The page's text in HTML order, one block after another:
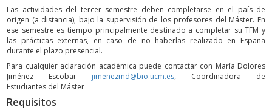
Las actividades del tercer semestre deben completarse en el país de
origen (a distancia), bajo la supervisión de los profesores del Máster. En
ese semestre es tiempo principalmente destinado a completar su TFM y
las prácticas externas, en caso de no haberlas realizado en España
durante el plazo presencial.
Para cualquier aclaración académica puede contactar con María Dolores
Jiménez Escobar jimenezmd@bio.ucm.es, Coordinadora de
Estudiantes del Máster
Requisitos